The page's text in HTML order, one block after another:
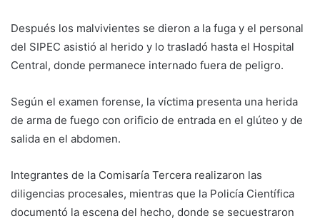
Después los malvivientes se dieron a la fuga y el personal
del SIPEC asistió al herido y lo trasladó hasta el Hospital
Central, donde permanece internado fuera de peligro.
Según el examen forense, la víctima presenta una herida
de arma de fuego con orificio de entrada en el glúteo y de
salida en el abdomen.
Integrantes de la Comisaría Tercera realizaron las
diligencias procesales, mientras que la Policía Científica
documentó la escena del hecho, donde se secuestraron